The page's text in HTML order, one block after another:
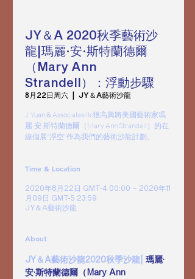
JY＆A 2020秋季藝術沙
龍|瑪麗·安·斯特蘭德爾
（Mary Ann
Strandell）：浮動步驟
8月22日周六 JY＆A藝術沙龍
J. Yuan＆Associates llc很高興將美國藝術家瑪
麗·安·斯特蘭德爾（Mary Ann Strandell）的在
線個展“浮空”作為我們的藝術沙龍計劃。
Time & Location
2020年8月22日 GMT-4 00:00 – 2020年11
月09日 GMT-5 23:59
JY＆A藝術沙龍
About
JY＆A藝術沙龍2020秋季沙龍| 瑪麗·
安·斯特蘭德爾（Mary Ann